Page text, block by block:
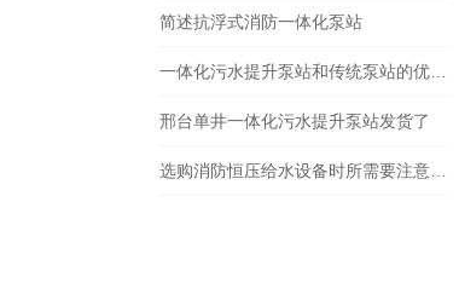
简述抗浮式消防一体化泵站
邢台单井一体化污水提升泵站发货了